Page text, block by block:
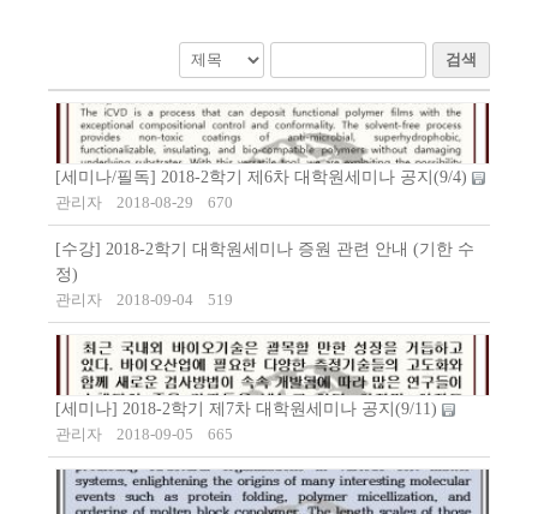
검색
[세미나/필독] 2018-2학기 제6차 대학원세미나 공지(9/4)
관리자
2018-08-29 670
[수강] 2018-2학기 대학원세미나 증원 관련 안내 (기한 수
정)
관리자
2018-09-04 519
[세미나] 2018-2학기 제7차 대학원세미나 공지(9/11)
관리자
2018-09-05 665